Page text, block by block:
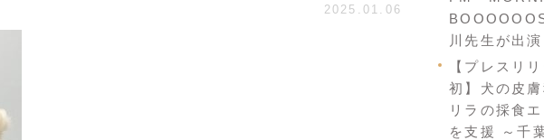
2025.01.06
川先生が出
【プレスリ
初】犬の皮
リラの採食
を支援 ～千